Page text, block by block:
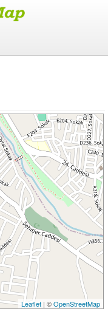
Leaflet| ©OpenStreetMap